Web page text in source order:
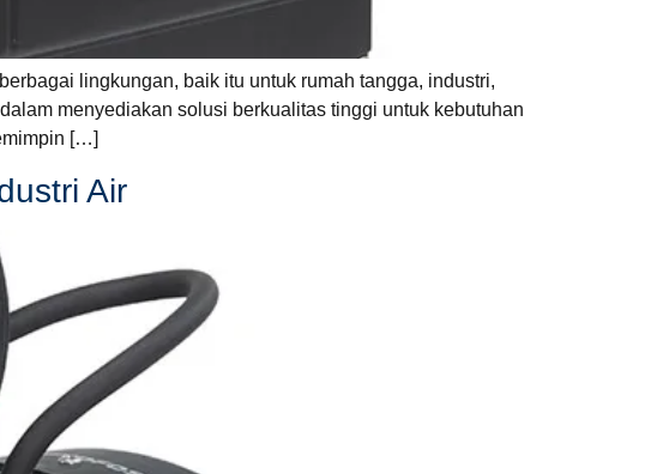
lingkungan, baik itu untuk rumah tangga, industri,
menyediakan solusi berkualitas tinggi untuk kebutuhan
[…]
Air